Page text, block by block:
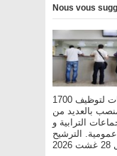
Nous vous
مباريات لتوظيف 1700
بالعديد من
الترابية و
عمومية. الترشيح